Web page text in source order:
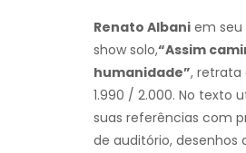
Renato Albani em
show solo,“Assim
humanidade”, retrata
1.990 / 2.000. No texto
suas referências com
de auditório, desenhos